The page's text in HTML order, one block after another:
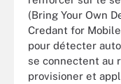
(Bring Your Own
Credant for
pour détecter
se connectent au
provisioner et